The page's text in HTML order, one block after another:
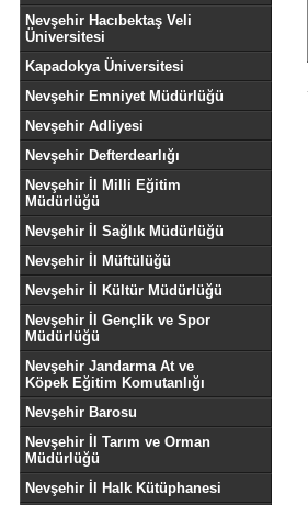
Nevşehir Hacıbektaş Veli
Üniversitesi
Kapadokya Üniversitesi
Nevşehir Emniyet Müdürlüğü
Nevşehir Adliyesi
Nevşehir Defterdearlığı
Nevşehir İl Milli Eğitim
Müdürlüğü
Nevşehir İl Sağlık Müdürlüğü
Nevşehir İl Müftülüğü
Nevşehir İl Kültür Müdürlüğü
Nevşehir İl Gençlik ve Spor
Müdürlüğü
Nevşehir Jandarma At ve
Köpek Eğitim Komutanlığı
Nevşehir Barosu
Nevşehir İl Tarım ve Orman
Müdürlüğü
Nevşehir İl Halk Kütüphanesi